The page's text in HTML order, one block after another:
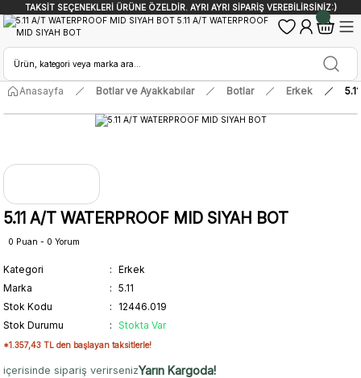
TAKSİT SEÇENEKLERİ ÜRÜNE ÖZELDİR. AYRI AYRI SİPARİŞ VEREBİLİRSİNİZ:)
Anasayfa Botlar ve Ayakkabılar Botlar Erkek
5.11 A/T WATERPROOF MID SIYAH BOT
0 Puan - 0 Yorum
Kategori
Erkek
Marka
5.11
Stok Kodu
12446.019
Stok Durumu
Stokta Var
*1.357,43 TL den başlayan taksitlerle!
içerisinde sipariş verirsenizYarın Kargoda!